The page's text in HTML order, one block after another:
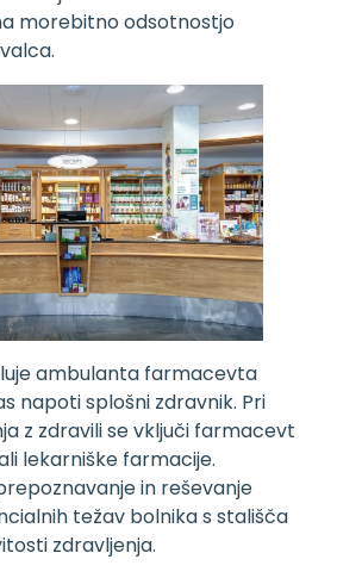
morebitno odsotnostjo
ambulanta farmacevta
napoti splošni zdravnik. Pri
z zdravili se vključi farmacevt
lekarniške farmacije.
in reševanje
težav bolnika s stališča
zdravljenja.